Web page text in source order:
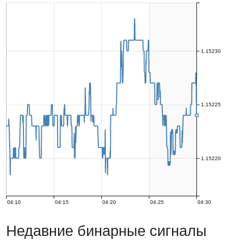
04:10 04:15 04:20 04:25 04:30
1.15220
1.15225
1.15230
Недавние бинарные сигналы